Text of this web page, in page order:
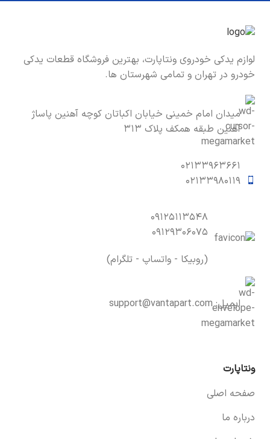
لوازم یدکی خودروی ونتاپارت، بهترین فروشگاه قطعات یدکی
خودرو در تهران و تمامی شهرستان ها.
میدان امام خمینی خیابان اکباتان کوچه آهنین پاساژ
آهنین طبقه همکف پلاک ۳۱۳
۰۲۱۳۳۹۶۳۶۶۱
۰۲۱۳۳۹۸۰۱۱۹
۰۹۱۲۵۱۱۳۵۴۸
۰۹۱۲۹۳۰۶۰۷۵
(روبیکا - واتساپ - تلگرام)
ایمیل:support@vantapart.com
ونتاپارت
صفحه اصلی
درباره ما